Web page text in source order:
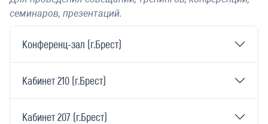
семинаров, презентаций.
Конференц-зал (г.Брест)
Кабинет 210 (г.Брест)
Кабинет 207 (г.Брест)